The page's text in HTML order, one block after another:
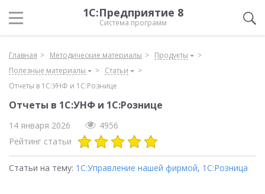
1С:Предприятие 8
Система программ
Главная Методические материалы
Продукты
Полезные материалы
Статьи
Отчеты в 1С:УНФ и 1С:Рознице
Отчеты в 1С:УНФ и 1С:Рознице
14 января 2026
4956
Рейтинг статьи
Статьи на тему: 1С:Управление нашей фирмой, 1С:Розница